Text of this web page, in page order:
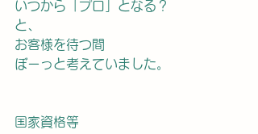
いつから「プロ」となる？
と、
お客様を待つ間
ぼーっと考えていました。
国家資格等